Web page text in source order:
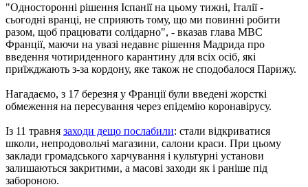
"Односторонні рішення Іспанії на цьому тижні, Італії -
сьогодні вранці, не сприяють тому, що ми повинні робити
разом, щоб працювати солідарно", - вказав глава МВС
Франції, маючи на увазі недавнє рішення Мадрида про
введення чотириденного карантину для всіх осіб, які
приїжджають з-за кордону, яке також не сподобалося Парижу.
Нагадаємо, з 17 березня у Франції були введені жорсткі
обмеження на пересування через епідемію коронавірусу.
Із 11 травня заходи дещо послабили: стали відкриватися
школи, непродовольчі магазини, салони краси. При цьому
заклади громадського харчування і культурні установи
залишаються закритими, а масові заходи як і раніше під
забороною.